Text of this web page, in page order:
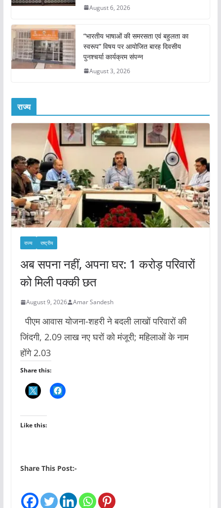
August 6, 2026
“भारतीय भाषाओं की समरसता एवं बहुलता का
स्वरूप” विषय पर आयोजित बारह दिवसीय
पुनश्चर्या कार्यक्रम संपन्न
August 3, 2026
राज्य
राज्य राष्ट्रीय
अब सपना नहीं, अपना घर: 1 करोड़ परिवारों
को मिली पक्की छत
August 9, 2026 Amar Sandesh
पीएम आवास योजना-शहरी ने बदली लाखों परिवारों की
जिंदगी, 2.09 लाख नए घरों को मंजूरी; महिलाओं के नाम
होंगे 2.03
Share this:
Like this:
Share This Post:-